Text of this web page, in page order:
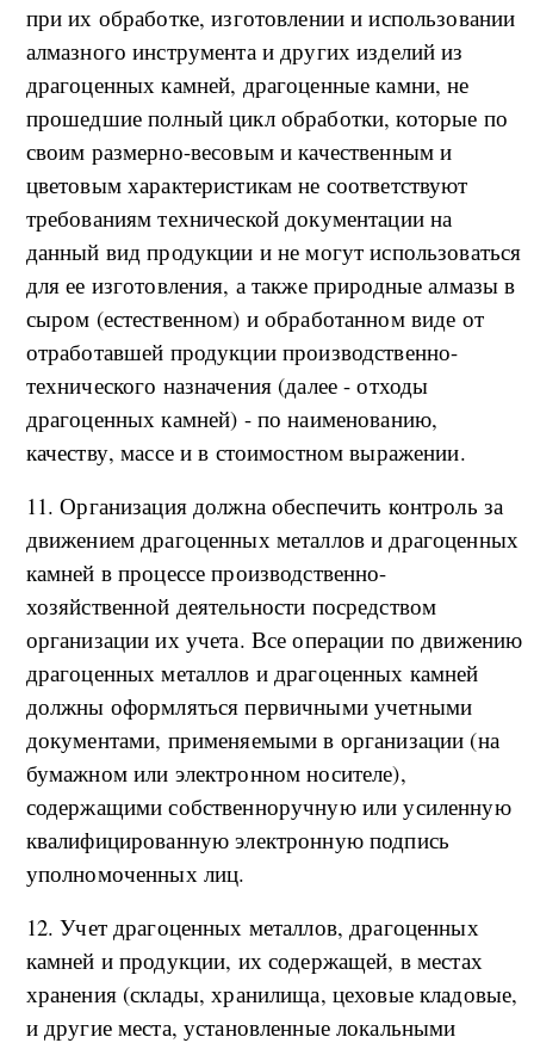
при их обработке, изготовлении и использовании
алмазного инструмента и других изделий из
драгоценных камней, драгоценные камни, не
прошедшие полный цикл обработки, которые по
своим размерно-весовым и качественным и
цветовым характеристикам не соответствуют
требованиям технической документации на
данный вид продукции и не могут использоваться
для ее изготовления, а также природные алмазы в
сыром (естественном) и обработанном виде от
отработавшей продукции производственно-
технического назначения (далее - отходы
драгоценных камней) - по наименованию,
качеству, массе и в стоимостном выражении.
11. Организация должна обеспечить контроль за
движением драгоценных металлов и драгоценных
камней в процессе производственно-
хозяйственной деятельности посредством
организации их учета. Все операции по движению
драгоценных металлов и драгоценных камней
должны оформляться первичными учетными
документами, применяемыми в организации (на
бумажном или электронном носителе),
содержащими собственноручную или усиленную
квалифицированную электронную подпись
уполномоченных лиц.
12. Учет драгоценных металлов, драгоценных
камней и продукции, их содержащей, в местах
хранения (склады, хранилища, цеховые кладовые,
и другие места, установленные локальными